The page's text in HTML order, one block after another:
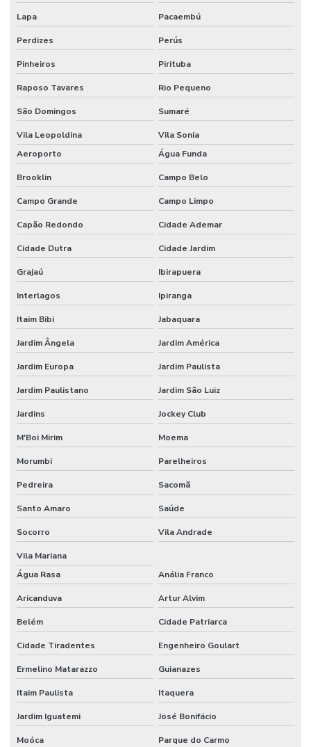
Lapa Pacaembú
Perdizes Perús
Pinheiros Pirituba
Raposo Tavares Rio Pequeno
São Domingos Sumaré
Vila Leopoldina
Vila Sonia
Aeroporto
Água Funda
Brooklin Campo Belo
Campo Grande Campo Limpo
Capão Redondo Cidade Ademar
Cidade Dutra Cidade Jardim
Grajaú Ibirapuera
Interlagos Ipiranga
Itaim Bibi Jabaquara
Jardim Ângela Jardim América
Jardim Europa Jardim Paulista
Jardim Paulistano Jardim São Luiz
Jardins Jockey Club
M'Boi Mirim Moema
Morumbi Parelheiros
Pedreira Sacomã
Santo Amaro Saúde
Socorro Vila Andrade
Vila Mariana
Água Rasa
Anália Franco
Aricanduva Artur Alvim
Belém Cidade Patriarca
Cidade Tiradentes Engenheiro Goulart
Ermelino Matarazzo Guianazes
Itaim Paulista Itaquera
Jardim Iguatemi José Bonifácio
Moóca Parque do Carmo